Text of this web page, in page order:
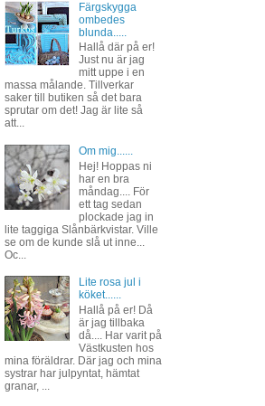
Färgskygga
ombedes
blunda.....
Hallå där på er!
Just nu är jag
mitt uppe i en
massa målande. Tillverkar
saker till butiken så det bara
sprutar om det! Jag är lite så
att...
Om mig......
Hej! Hoppas ni
har en bra
måndag.... För
ett tag sedan
plockade jag in
lite taggiga Slånbärkvistar. Ville
se om de kunde slå ut inne...
Oc...
Lite rosa jul i
köket......
Hallå på er! Då
är jag tillbaka
då.... Har varit på
Västkusten hos
mina föräldrar. Där jag och mina
systrar har julpyntat, hämtat
granar, ...